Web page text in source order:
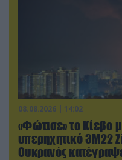
08.08.2026 | 14:02
«Φώτισε» το Κίεβο
υπερηχητικό 3M22
Ουκρανός